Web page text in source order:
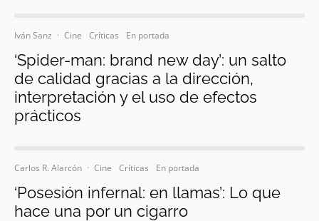
Iván Sanz · Cine Críticas En portada
‘Spider-man: brand new day’: un salto
de calidad gracias a la dirección,
interpretación y el uso de efectos
prácticos
Carlos R. Alarcón · Cine Críticas En portada
‘Posesión infernal: en llamas’: Lo que
hace una por un cigarro